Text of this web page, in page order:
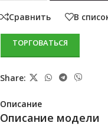
Сравнить В
ТОРГОВАТЬСЯ
Share:
Описание
Описание модели